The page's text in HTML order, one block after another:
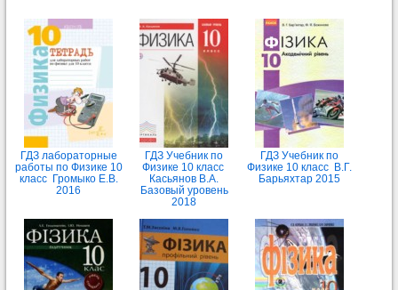
ГДЗ лабораторные
работы по Физике 10
класс Громыко Е.В.
2016
ГДЗ Учебник по
Физике 10 класс
Касьянов В.А.
Базовый уровень
2018
ГДЗ Учебник по
Физике 10 класс В.Г.
Барьяхтар 2015